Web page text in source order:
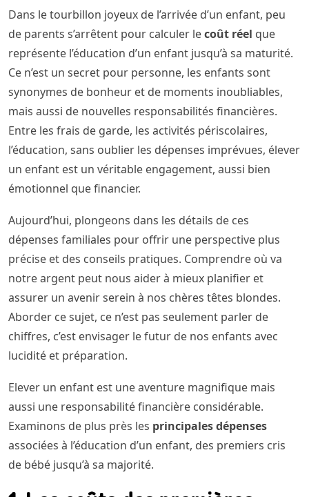
Dans le tourbillon joyeux de l’arrivée d’un enfant, peu
de parents s’arrêtent pour calculer lecoût réel que
représente l’éducation d’un enfant jusqu’à sa maturité.
Ce n’est un secret pour personne, les enfants sont
synonymes de bonheur et de moments inoubliables,
mais aussi de nouvelles responsabilités financières.
Entre les frais de garde, les activités périscolaires,
l’éducation, sans oublier les dépenses imprévues, élever
un enfant est un véritable engagement, aussi bien
émotionnel que financier.
Aujourd’hui, plongeons dans les détails de ces
dépenses familiales pour offrir une perspective plus
précise et des conseils pratiques. Comprendre où va
notre argent peut nous aider à mieux planifier et
assurer un avenir serein à nos chères têtes blondes.
Aborder ce sujet, ce n’est pas seulement parler de
chiffres, c’est envisager le futur de nos enfants avec
lucidité et préparation.
Elever un enfant est une aventure magnifique mais
aussi une responsabilité financière considérable.
Examinons de plus près les principales dépenses
associées à l’éducation d’un enfant, des premiers cris
de bébé jusqu’à sa majorité.